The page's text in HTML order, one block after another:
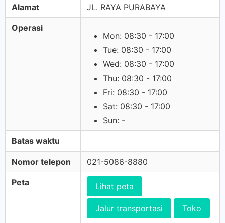
Alamat JL. RAYA PURABAYA
Operasi
Mon: 08:30 - 17:00
Tue: 08:30 - 17:00
Wed: 08:30 - 17:00
Thu: 08:30 - 17:00
Fri: 08:30 - 17:00
Sat: 08:30 - 17:00
Sun: -
Batas waktu
Nomor telepon 021-5086-8880
Peta Lihat peta
Jalur transportasi Toko